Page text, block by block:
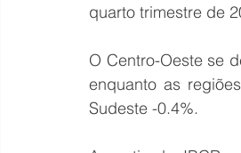
quarto trimestre de
O Centro-Oeste se
enquanto as
Sudeste -0.4%.